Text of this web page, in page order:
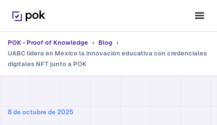
POK - Proof of Knowledge › Blog
›
UABC lidera en México la innovación educativa con credenciales
digitales NFT junto a POK
8 de octubre de 2025